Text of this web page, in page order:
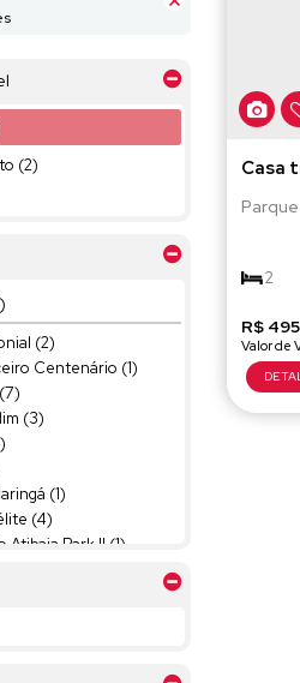
(2)
(2)
Centenário (1)
(3)
(1)
(4)
Atibaia Park II (1)
Parque das Garças II (1)
Quintas da Boa Vista (1)
(7)
Casa
R$
2
105m²